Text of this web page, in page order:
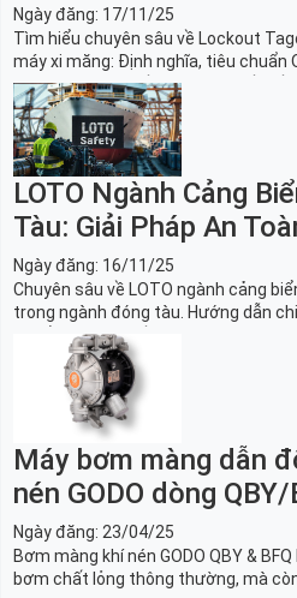
Ngày đăng: 17/11/25
Tìm hiểu chuyên sâu về Lockout
máy xi măng: Định nghĩa, tiêu chuẩn
và danh sách thiết bị LOTO thiết yếu.
nung, máy nghiền an toàn.
LOTO Ngành Cảng
Tàu: Giải Pháp An
Ngày đăng: 16/11/25
Chuyên sâu về LOTO ngành cảng
trong ngành đóng tàu. Hướng dẫn
chuẩn OSHA, thiết bị và Giải pháp
đóng tàu toàn diện.
Máy bơm màng dẫn
nén GODO dòng QBY/
Ngày đăng: 23/04/25
Bơm màng khí nén GODO QBY &
bơm chất lỏng thông thường, mà